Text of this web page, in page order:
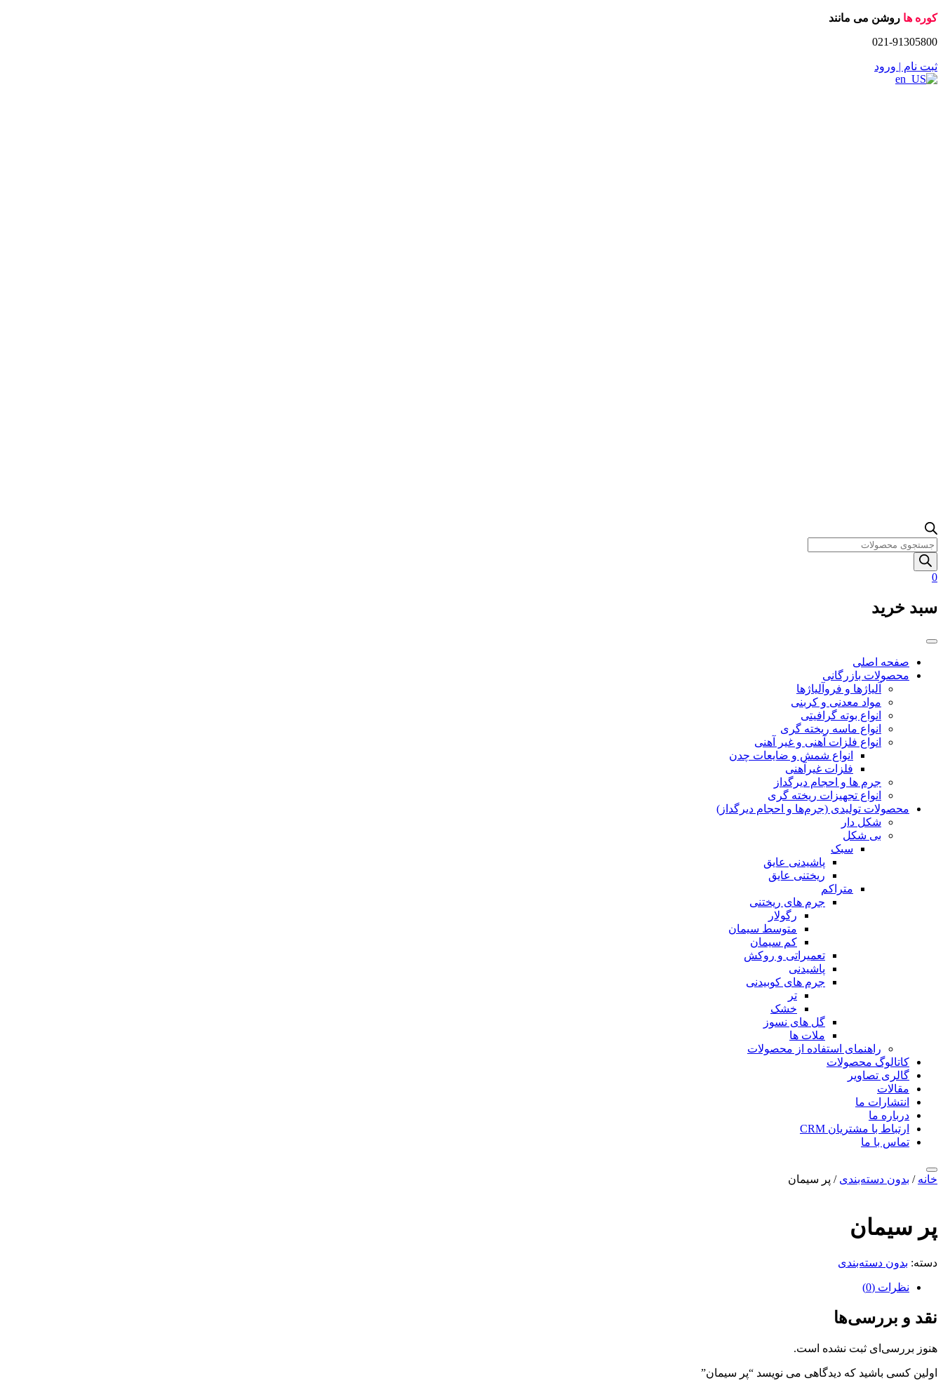
Skip
content
کوره ها روشن می مانند
021-91305800
ثبت نام | ورود
Products
search
0
سبد خرید
صفحه اصلی
محصولات بازرگانی
آلیاژها و فروآلیاژها
مواد معدنی و کربنی
انواع بوته گرافیتی
انواع ماسه ریخته گری
انواع فلزات آهنی و غیر آهنی
انواع شمش و ضایعات چدن
فلزات غیرآهنی
جرم ها و احجام دیرگداز
انواع تجهیزات ریخته گری
محصولات تولیدی (جرم‌ها و احجام دیرگداز)
شکل دار
بی شکل
سبک
پاشیدنی عایق
ریختنی عایق
متراکم
جرم های ریختنی
رگولار
متوسط سیمان
کم سیمان
تعمیراتی و روکش
پاشیدنی
جرم های کوبیدنی
تر
خشک
گل های نسوز
ملات ها
راهنمای استفاده از محصولات
کاتالوگ محصولات
گالری تصاویر
مقالات
انتشارات ما
درباره ما
ارتباط با مشتریان CRM
تماس با ما
خانه / بدون دسته‌بندی / پر سیمان
پر سیمان
دسته: بدون دسته‌بندی
نظرات (0)
نقد و بررسی‌ها
هنوز بررسی‌ای ثبت نشده است.
اولین کسی باشید که دیدگاهی می نویسد “پر سیمان”